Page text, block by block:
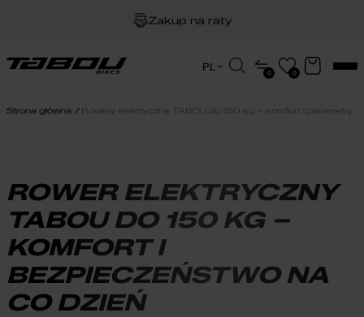
PL
HU
Wyszukiwarka
produktów
0 0
Strona główna Rowery elektryczne TABOU do 150 kg – komfort i parametry
ROWER ELEKTRYCZNY
TABOU DO 150 KG –
KOMFORT I
BEZPIECZEŃSTWO NA
CO DZIEŃ